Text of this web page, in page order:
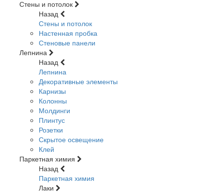
Стены и потолок
Назад
Стены и потолок
Настенная пробка
Стеновые панели
Лепнина
Назад
Лепнина
Декоративные элементы
Карнизы
Колонны
Молдинги
Плинтус
Розетки
Скрытое освещение
Клей
Паркетная химия
Назад
Паркетная химия
Лаки